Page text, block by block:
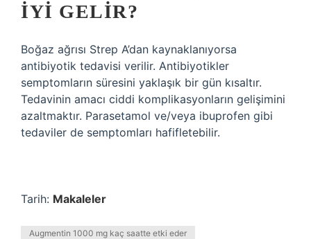
IYI GELIR?
Boğaz ağrısı Strep A’dan kaynaklanıyorsa
antibiyotik tedavisi verilir. Antibiyotikler
semptomların süresini yaklaşık bir gün kısaltır.
Tedavinin amacı ciddi komplikasyonların gelişimini
azaltmaktır. Parasetamol ve/veya ibuprofen gibi
tedaviler de semptomları hafifletebilir.
Tarih: Makaleler
Augmentin 1000 mg kaç saatte etki eder